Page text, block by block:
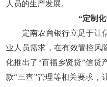
人员的生产发展。
“定制
定南农商银行立足于让信
业人员需求，在有效管控风
化推出了“百福乡贤贷”信贷
款“三查”管理等相关要求，